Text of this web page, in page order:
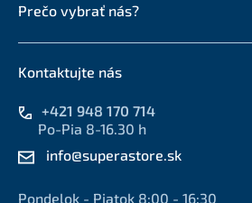
Prečo vybrať nás?
Kontaktujte nás
+421 948 170 714
Po-Pia 8-16.30 h
info@superastore.sk
Pondelok - Piatok 8:00 - 16:30